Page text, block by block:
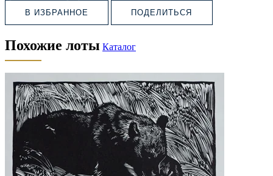
В ИЗБРАННОЕ ПОДЕЛИТЬСЯ
Похожие лоты Каталог